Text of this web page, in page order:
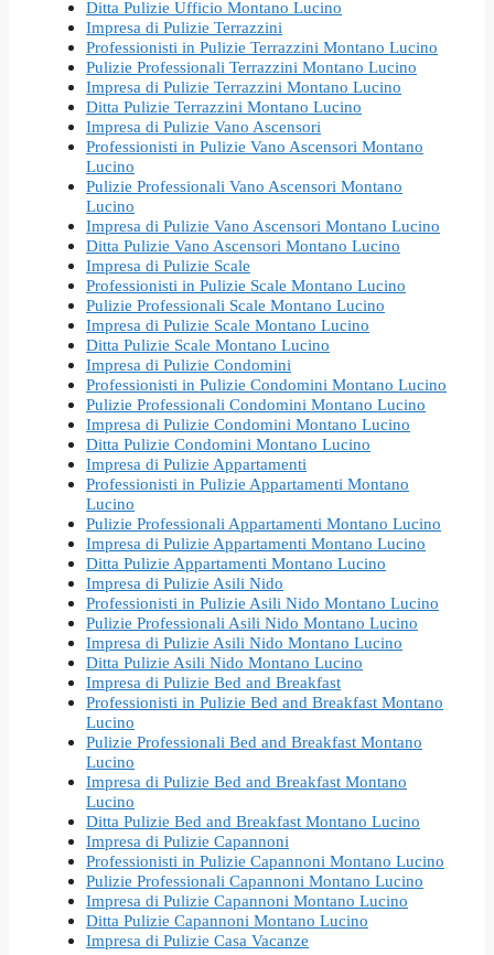
Ditta Pulizie Ufficio Montano Lucino
Impresa di Pulizie Terrazzini
Professionisti in Pulizie Terrazzini Montano Lucino
Pulizie Professionali Terrazzini Montano Lucino
Impresa di Pulizie Terrazzini Montano Lucino
Ditta Pulizie Terrazzini Montano Lucino
Impresa di Pulizie Vano Ascensori
Professionisti in Pulizie Vano Ascensori Montano
Lucino
Pulizie Professionali Vano Ascensori Montano
Lucino
Impresa di Pulizie Vano Ascensori Montano Lucino
Ditta Pulizie Vano Ascensori Montano Lucino
Impresa di Pulizie Scale
Professionisti in Pulizie Scale Montano Lucino
Pulizie Professionali Scale Montano Lucino
Impresa di Pulizie Scale Montano Lucino
Ditta Pulizie Scale Montano Lucino
Impresa di Pulizie Condomini
Professionisti in Pulizie Condomini Montano Lucino
Pulizie Professionali Condomini Montano Lucino
Impresa di Pulizie Condomini Montano Lucino
Ditta Pulizie Condomini Montano Lucino
Impresa di Pulizie Appartamenti
Professionisti in Pulizie Appartamenti Montano
Lucino
Pulizie Professionali Appartamenti Montano Lucino
Impresa di Pulizie Appartamenti Montano Lucino
Ditta Pulizie Appartamenti Montano Lucino
Impresa di Pulizie Asili Nido
Professionisti in Pulizie Asili Nido Montano Lucino
Pulizie Professionali Asili Nido Montano Lucino
Impresa di Pulizie Asili Nido Montano Lucino
Ditta Pulizie Asili Nido Montano Lucino
Impresa di Pulizie Bed and Breakfast
Professionisti in Pulizie Bed and Breakfast Montano
Lucino
Pulizie Professionali Bed and Breakfast Montano
Lucino
Impresa di Pulizie Bed and Breakfast Montano
Lucino
Ditta Pulizie Bed and Breakfast Montano Lucino
Impresa di Pulizie Capannoni
Professionisti in Pulizie Capannoni Montano Lucino
Pulizie Professionali Capannoni Montano Lucino
Impresa di Pulizie Capannoni Montano Lucino
Ditta Pulizie Capannoni Montano Lucino
Impresa di Pulizie Casa Vacanze